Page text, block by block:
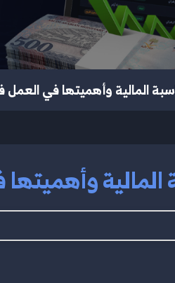
المالية وأهميتها في العمل في
وأهميتها